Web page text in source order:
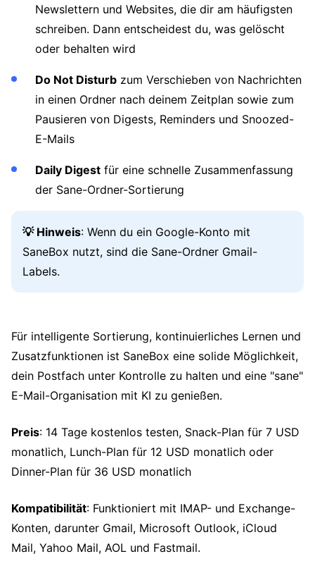
Newslettern und Websites, die dir am häufigsten
schreiben. Dann entscheidest du, was gelöscht
oder behalten wird
Do Not Disturb zum Verschieben von Nachrichten
in einen Ordner nach deinem Zeitplan sowie zum
Pausieren von Digests, Reminders und Snoozed-
E-Mails
Daily Digest für eine schnelle Zusammenfassung
der Sane-Ordner-Sortierung
💡 Hinweis: Wenn du ein Google-Konto mit
SaneBox nutzt, sind die Sane-Ordner Gmail-
Labels.
Für intelligente Sortierung, kontinuierliches Lernen und
Zusatzfunktionen ist SaneBox eine solide Möglichkeit,
dein Postfach unter Kontrolle zu halten und eine "sane"
E-Mail-Organisation mit KI zu genießen.
Preis: 14 Tage kostenlos testen, Snack-Plan für 7 USD
monatlich, Lunch-Plan für 12 USD monatlich oder
Dinner-Plan für 36 USD monatlich
Kompatibilität: Funktioniert mit IMAP- und Exchange-
Konten, darunter Gmail, Microsoft Outlook, iCloud
Mail, Yahoo Mail, AOL und Fastmail.